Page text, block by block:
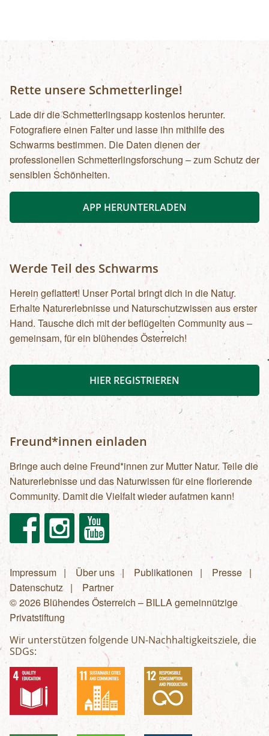
Rette unsere Schmetterlinge!
Lade dir die Schmetterlingsapp kostenlos herunter.
Fotografiere einen Falter und lasse ihn mithilfe des
Schwarms bestimmen. Die Daten dienen der
professionellen Schmetterlingsforschung – zum Schutz der
sensiblen Schönheiten.
APP HERUNTERLADEN
Werde Teil des Schwarms
Herein geflattert! Unser Portal bringt dich in die Natur.
Erhalte Naturerlebnisse und Naturschutzwissen aus erster
Hand. Tausche dich mit der beflügelten Community aus –
gemeinsam, für ein blühendes Österreich!
HIER REGISTRIEREN
Freund*innen einladen
Bringe auch deine Freund*innen zur Mutter Natur. Teile die
Naturerlebnisse und das Naturwissen für eine florierende
Community. Damit die Vielfalt wieder aufatmen kann!
FacebookInstagram Youtube
Fußzeilenmenü
Impressum Über uns Publikationen
Presse
Datenschutz
Partner
© 2026 Blühendes Österreich – BILLA gemeinnützige
Privatstiftung
Wir unterstützen folgende UN-Nachhaltigkeitsziele, die
SDGs: